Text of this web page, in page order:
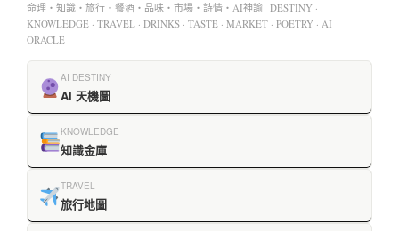
命理・知識・旅行・餐酒・品味・市場・詩情・AI神諭 DESTINY ·
KNOWLEDGE · TRAVEL · DRINKS · TASTE · MARKET · POETRY · AI
ORACLE
AI DESTINY
AI 天機圖
KNOWLEDGE
知識金庫
TRAVEL
旅行地圖